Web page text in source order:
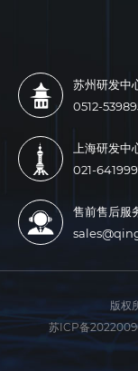
苏州研发中
0512-
上海研发中
021-
售前售后服
版权
苏ICP备